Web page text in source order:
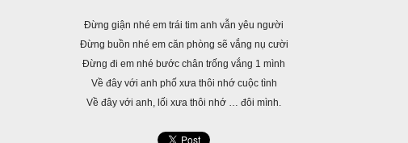
Đừng giận nhé em trái tim anh vẫn yêu người
Đừng buồn nhé em căn phòng sẽ vắng nụ cười
Đừng đi em nhé bước chân trống vắng 1 mình
Về đây với anh phố xưa thôi nhớ cuộc tình
Về đây với anh, lối xưa thôi nhớ … đôi mình.